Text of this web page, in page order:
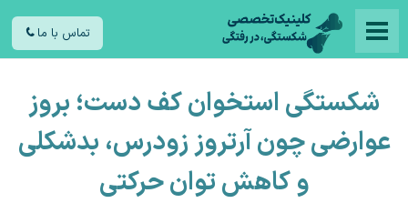
تماس با ما
شکستگی استخوان کف دست؛ بروز
عوارضی چون آرتروز زودرس، بدشکلی
و کاهش توان حرکتی